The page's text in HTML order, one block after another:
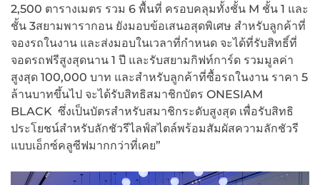
2,500 ตารางเมตร รวม 6 พื้นที่ ครอบคลุมทั้งชั้น M ชั้น 1 และ
ชั้น 3สยามพารากอน ยังมอบข้อเสนอสุดพิเศษ สำหรับลูกค้าที่
จองรถในงาน และส่งมอบในเวลาที่กำหนด จะได้ที่รับสิทธิ์ที่
จอดรถฟรีสูงสุดนาน 1 ปี และรับสยามกิฟท์การ์ด รวมมูลค่า
สูงสุด 100,000 บาท และสำหรับลูกค้าที่ซื้อรถในงาน ราคา 5
ล้านบาทขึ้นไป จะได้รับสิทธิสมาชิกบัตร ONESIAM
BLACK ซึ่งเป็นบัตรสำหรับสมาชิกระดับสูงสุด เพื่อรับสิทธิ
ประโยชน์สำหรับลักชัวรีไลฟ์สไตล์พร้อมสัมผัสความลักชัวรี
แบบเอ็กซ์คลูซีฟมากกว่าที่เคย”